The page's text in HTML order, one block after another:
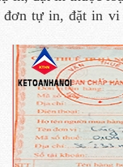
tự in, đặt in